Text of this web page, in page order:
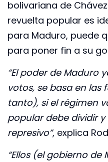
bolivariana de
revuelta popular es
para Maduro, puede
para poner fin a su
“El poder de Maduro
votos, se basa en las
tanto), si el régimen
popular debe dividir
represivo”, explica
“Ellos (el gobierno